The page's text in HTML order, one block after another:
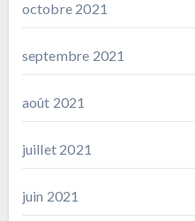
octobre 2021
septembre 2021
août 2021
juillet 2021
juin 2021